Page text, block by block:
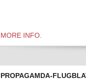
MORE INFO.
PROPAGAMDA-